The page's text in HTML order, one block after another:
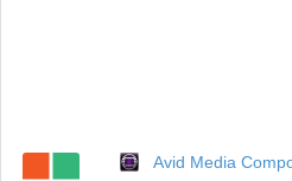
Avid Media